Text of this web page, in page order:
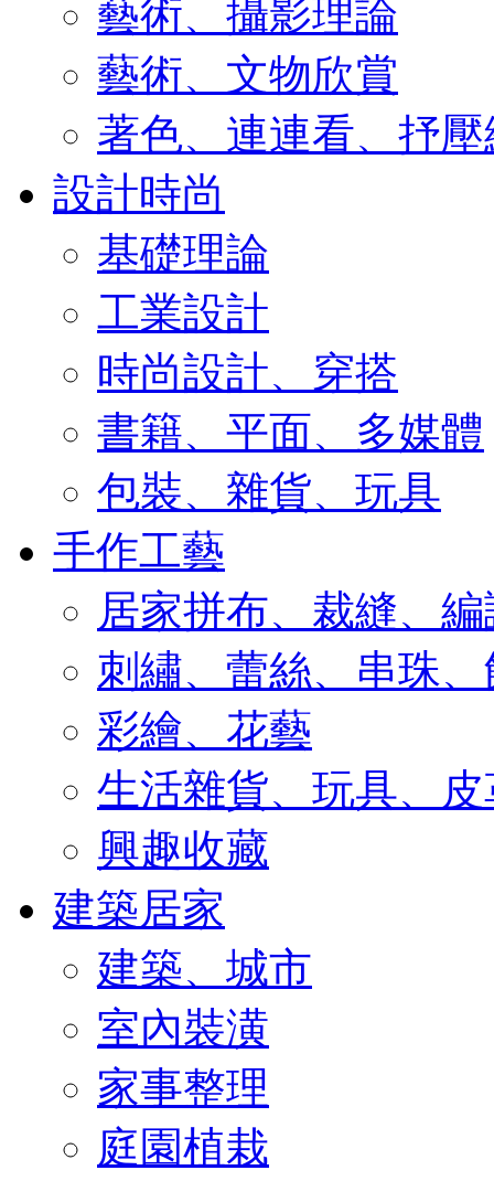
藝術、攝影理論
藝術、文物欣賞
著色、連連看、抒
設計時尚
基礎理論
工業設計
時尚設計、穿搭
書籍、平面、多媒體
包裝、雜貨、玩具
手作工藝
居家拼布、裁縫、
刺繡、蕾絲、串珠
彩繪、花藝
生活雜貨、玩具、皮
興趣收藏
建築居家
建築、城市
室內裝潢
家事整理
庭園植栽